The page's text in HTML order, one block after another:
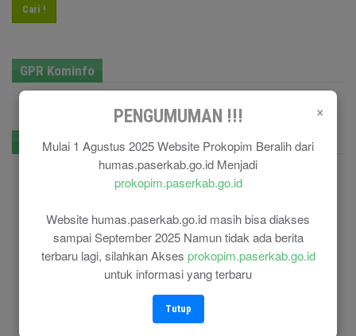
×
PENGUMUMAN !!!
Mulai 1 Agustus 2025 Website Prokopim Beralih dari
humas.paserkab.go.id Menjadi
prokopim.paserkab.go.id
Website humas.paserkab.go.id masih bisa diakses
sampai September 2025 Namun tidak ada berita
terbaru lagi, silahkan Akses prokopim.paserkab.go.id
untuk informasi yang terbaru
Tutup
Cari !
GPR Kominfo
E-Government